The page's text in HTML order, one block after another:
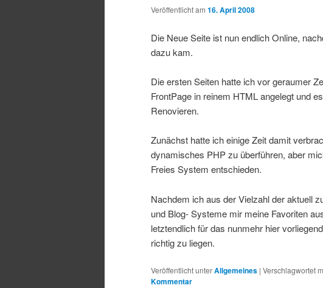
Veröffentlicht am 16. April 2008
Die Neue Seite ist nun endlich Online,
dazu kam.
Die ersten Seiten hatte ich vor geraumer
FrontPage in reinem HTML angelegt und
Renovieren.
Zunächst hatte ich einige Zeit damit
dynamisches PHP zu überführen, aber
Freies System entschieden.
Nachdem ich aus der Vielzahl der aktuell
und Blog- Systeme mir meine Favoriten
letztendlich für das nunmehr hier
richtig zu liegen.
Veröffentlicht unterAllgemeines | Verschlagwortet
Kommentar